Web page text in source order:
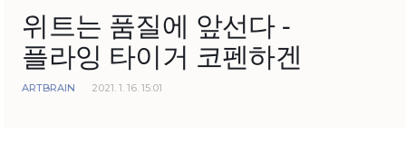
위트는 품질에 앞선다 -
플라잉 타이거 코펜하겐
ARTBRAIN 2021. 1. 16. 15:01